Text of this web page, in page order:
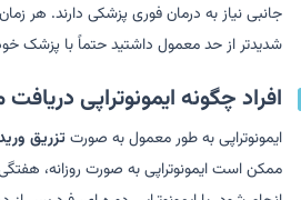
جانبی نیاز به درمان فوری پزشکی دارند. هر
شدیدتر از حد معمول داشتید حتماً با پزشک
افراد چگونه ایمونوتراپی
ایمونوتراپی به طور معمول به صورتتزریق
ممکن است ایمونوتراپی به صورت روزانه،